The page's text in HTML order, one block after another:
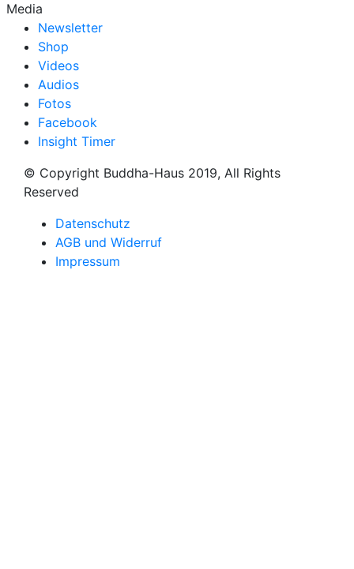
Media
Newsletter
Shop
Videos
Audios
Fotos
Facebook
Insight Timer
© Copyright Buddha-Haus 2019, All Rights
Reserved
Datenschutz
AGB und Widerruf
Impressum